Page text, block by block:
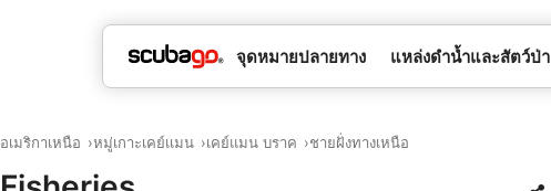
จุดหมายปลายทาง แหล่งดำน้ำและสัตว์ป่า
อเมริกาเหนือ หมู่เกาะเคย์เเมน เคย์แมน บราค ชายฝั่งทางเหนือ